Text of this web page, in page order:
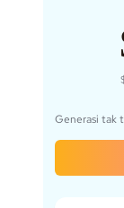
Generasi tak